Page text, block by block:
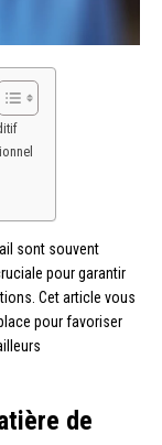
sont souvent
pour garantir
Cet article vous
pour favoriser
de